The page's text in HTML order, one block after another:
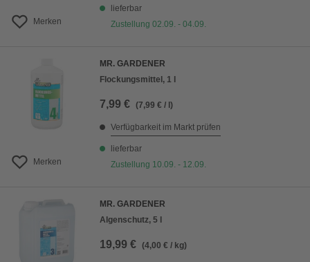
Merken
lieferbar
Zustellung 02.09. - 04.09.
Merken
MR. GARDENER
Flockungsmittel, 1 l
7,99 € (7,99 € / l)
Verfügbarkeit im Markt prüfen
lieferbar
Zustellung 10.09. - 12.09.
MR. GARDENER
Algenschutz, 5 l
19,99 € (4,00 € / kg)